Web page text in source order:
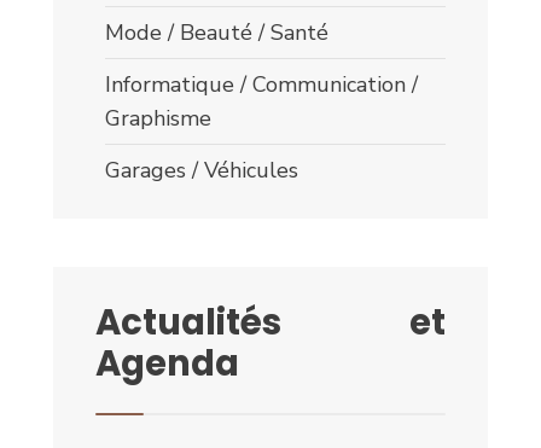
Mode / Beauté / Santé
Informatique / Communication /
Graphisme
Garages / Véhicules
Actualités et
Agenda